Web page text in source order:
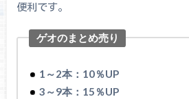
便利です。
ゲオのまとめ売り
1～2本：10％UP
3～9本：15％UP